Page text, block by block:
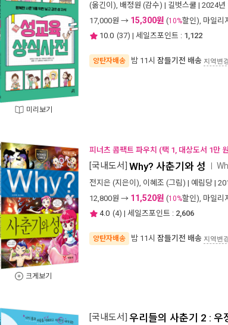
미리보기
(옮긴이), 배정원 (감수) | 길벗스쿨 | 2024년
17,000원 → 15,300원 (10%할인), 마일리
10.0 (37) | 세일즈포인트 : 1,122
양탄자배송 밤 11시 잠들기전 배송 지역변
크게보기
피너츠 콤팩트 파우치 (택 1, 대상도서 1만
[국내도서] Why? 사춘기와 성
전지은 (지은이), 이혜조 (그림) | 예림당 |
12,800원 → 11,520원 (10%할인), 마일리
4.0 (4) | 세일즈포인트 : 2,606
양탄자배송 밤 11시 잠들기전 배송 지역변
[국내도서] 우리들의 사춘기 2 : 우